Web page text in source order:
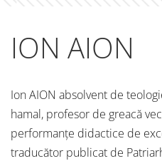
ION AION
Ion AION absolvent de
hamal, profesor de greacă
performanțe didactice de
traducător publicat de